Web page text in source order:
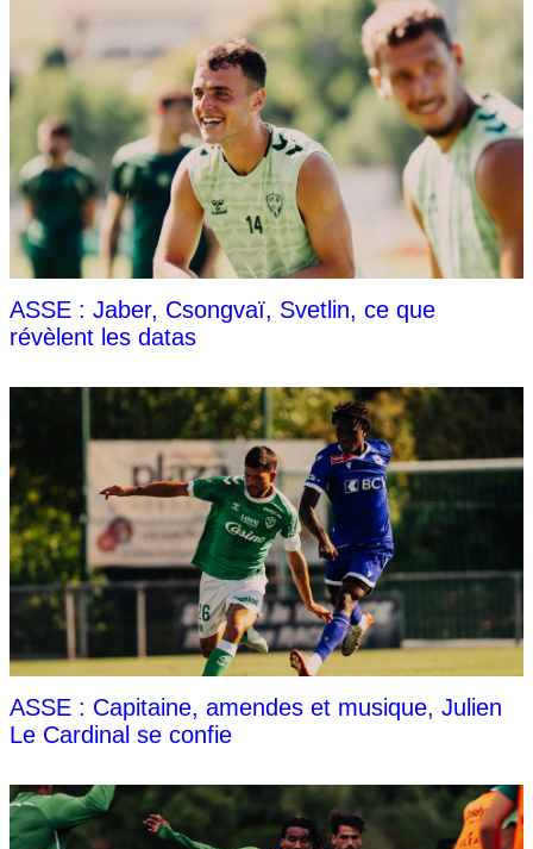
ASSE : Jaber, Csongvaï, Svetlin, ce que
révèlent les datas
ASSE : Capitaine, amendes et musique, Julien
Le Cardinal se confie